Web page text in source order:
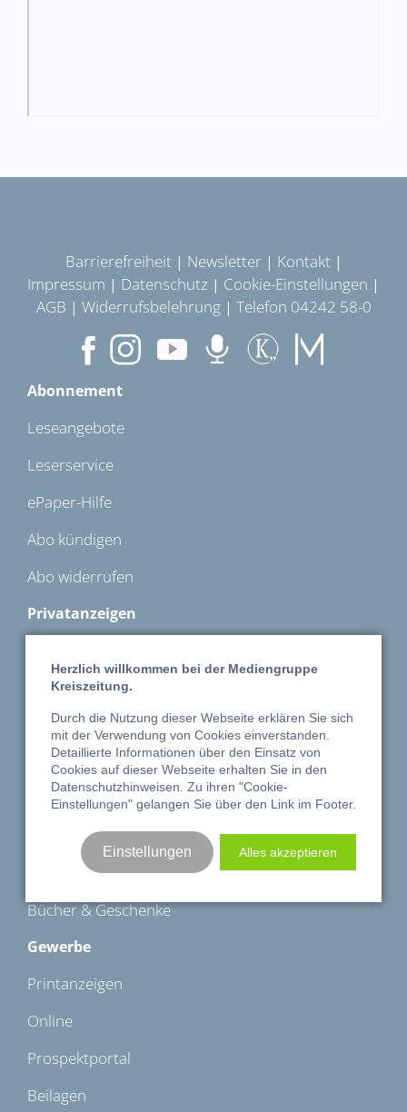
Barrierefreiheit | Newsletter| Kontakt |
Impressum | Datenschutz | Cookie-Einstellungen |
AGB | Widerrufsbelehrung| Telefon 04242 58-0
Abonnement
Leseangebote
Leserservice
ePaper-Hilfe
Abo kündigen
Abo widerrufen
Privatanzeigen
Traueranzeigen
Familienanzeigen
Automarkt
MoinHerz
Bücher & Geschenke
Gewerbe
Printanzeigen
Online
Prospektportal
Beilagen
Herzlich willkommen bei der Mediengruppe
Kreiszeitung.
Durch die Nutzung dieser Webseite erklären Sie sich
mit der Verwendung von Cookies einverstanden.
Detaillierte Informationen über den Einsatz von
Cookies auf dieser Webseite erhalten Sie in den
Datenschutzhinweisen . Zu ihren "Cookie-
Einstellungen" gelangen Sie über den Link im Footer.
Einstellungen Alles akzeptieren